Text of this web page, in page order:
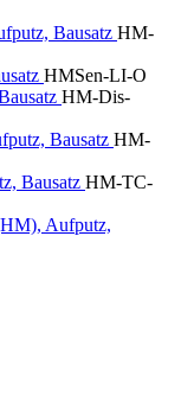
Bausatz HM-
HMSen-LI-O
HM-Dis-
Bausatz HM-
Bausatz HM-TC-
Aufputz,